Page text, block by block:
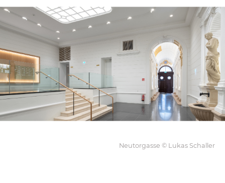
Neutorgasse © Lukas Schaller